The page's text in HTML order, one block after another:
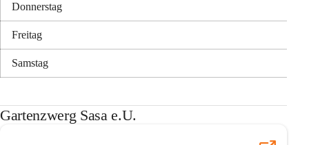
Donnerstag
Freitag
Samstag
Gartenzwerg Sasa e.U.